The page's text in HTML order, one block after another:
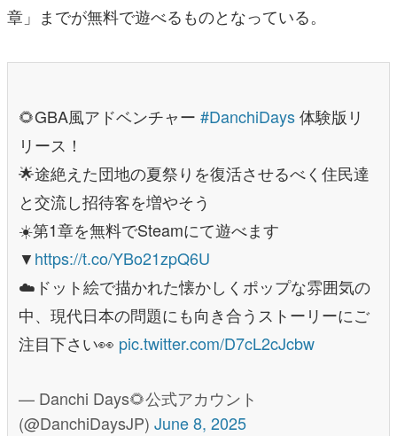
章」までが無料で遊べるものとなっている。
🌻GBA風アドベンチャー #DanchiDays体験版リ
リース！
🌟途絶えた団地の夏祭りを復活させるべく住民達
と交流し招待客を増やそう
☀️第1章を無料でSteamにて遊べます
▼https://t.co/YBo21zpQ6U
☁️ドット絵で描かれた懐かしくポップな雰囲気の
中、現代日本の問題にも向き合うストーリーにご
注目下さい👀 pic.twitter.com/D7cL2cJcbw
— Danchi Days🌻公式アカウント
(@DanchiDaysJP) June 8, 2025